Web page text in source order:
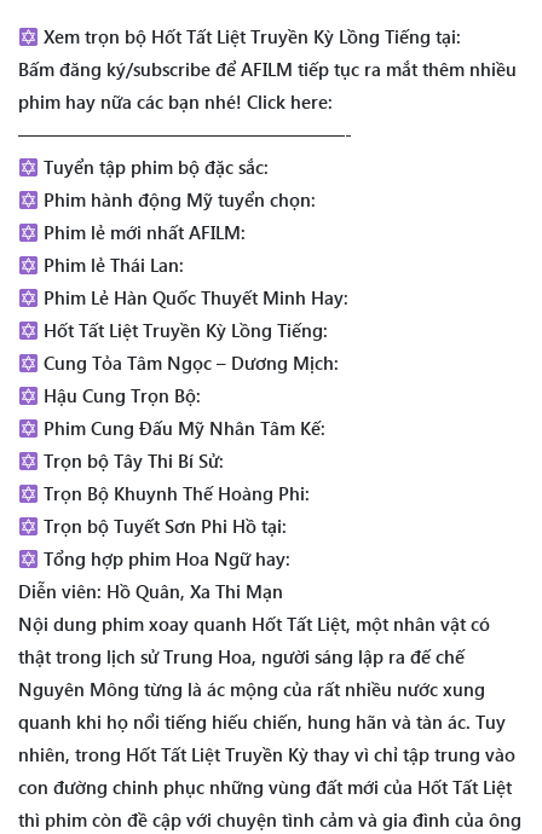
Xem trọn bộ Hốt Tất Liệt Truyền Kỳ Lồng Tiếng tại:
Bấm đăng ký/subscribe để AFILM tiếp tục ra mắt thêm nhiều
phim hay nữa các bạn nhé! Click here:
——————————————————-
Tuyển tập phim bộ đặc sắc:
Phim hành động Mỹ tuyển chọn:
Phim lẻ mới nhất AFILM:
Phim lẻ Thái Lan:
Phim Lẻ Hàn Quốc Thuyết Minh Hay:
Hốt Tất Liệt Truyền Kỳ Lồng Tiếng:
Cung Tỏa Tâm Ngọc – Dương Mịch:
Hậu Cung Trọn Bộ:
Phim Cung Đấu Mỹ Nhân Tâm Kế:
Trọn bộ Tây Thi Bí Sử:
Trọn Bộ Khuynh Thế Hoàng Phi:
Trọn bộ Tuyết Sơn Phi Hồ tại:
Tổng hợp phim Hoa Ngữ hay:
Diễn viên: Hồ Quân, Xa Thi Mạn
Nội dung phim xoay quanh Hốt Tất Liệt, một nhân vật có
thật trong lịch sử Trung Hoa, người sáng lập ra đế chế
Nguyên Mông từng là ác mộng của rất nhiều nước xung
quanh khi họ nổi tiếng hiếu chiến, hung hãn và tàn ác. Tuy
nhiên, trong Hốt Tất Liệt Truyền Kỳ thay vì chỉ tập trung vào
con đường chinh phục những vùng đất mới của Hốt Tất Liệt
thì phim còn đề cập với chuyện tình cảm và gia đình của ông